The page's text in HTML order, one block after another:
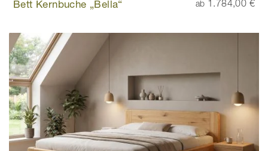
Bett Kernbuche „Bella“ ab 1.784,00 €